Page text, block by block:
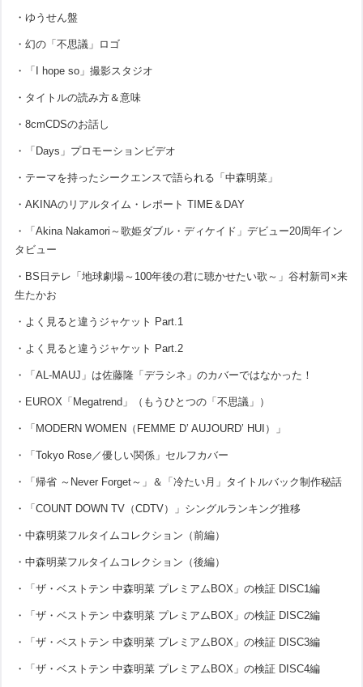
・ゆうせん盤
・幻の「不思議」ロゴ
・「I hope so」撮影スタジオ
・タイトルの読み方＆意味
・8cmCDSのお話し
・「Days」プロモーションビデオ
・テーマを持ったシークエンスで語られる「中森明菜」
・AKINAのリアルタイム・レポート TIME＆DAY
・「Akina Nakamori～歌姫ダブル・ディケイド」デビュー20周年イン
タビュー
・BS日テレ「地球劇場～100年後の君に聴かせたい歌～」谷村新司×来
生たかお
・よく見ると違うジャケット Part.1
・よく見ると違うジャケット Part.2
・「AL-MAUJ」は佐藤隆「デラシネ」のカバーではなかった！
・EUROX「Megatrend」（もうひとつの「不思議」）
・「MODERN WOMEN（FEMME D’ AUJOURD’ HUI）」
・「Tokyo Rose／優しい関係」セルフカバー
・「帰省 ～Never Forget～」＆「冷たい月」タイトルバック制作秘話
・「COUNT DOWN TV（CDTV）」シングルランキング推移
・中森明菜フルタイムコレクション（前編）
・中森明菜フルタイムコレクション（後編）
・「ザ・ベストテン 中森明菜 プレミアムBOX」の検証 DISC1編
・「ザ・ベストテン 中森明菜 プレミアムBOX」の検証 DISC2編
・「ザ・ベストテン 中森明菜 プレミアムBOX」の検証 DISC3編
・「ザ・ベストテン 中森明菜 プレミアムBOX」の検証 DISC4編